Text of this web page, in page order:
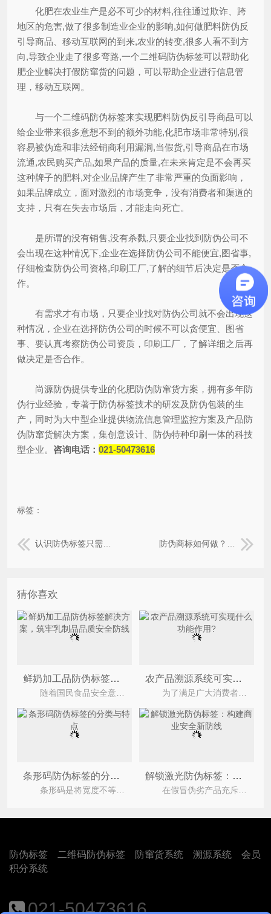
化肥在农业生产是必不可少的材料,往往通过欺诈、跨
地区的危害,做了很多制造业企业的影响,如何做肥料防伪反
引导商品、移动互联网的到来,农业的转变,很多人看不到方
向,导致企业走了很多弯路,一个二维码防伪标签可以帮助化
肥企业解决打假防窜货的问题，可以帮助企业进行信息管
理，移动互联网。
与一个二维码防伪标签来实现肥料防伪反引导商品可以
给企业带来很多意想不到的额外功能,化肥市场非常特别,很
容易被伪造和非法经销商利用漏洞,当假货,引导商品在市场
流通,农民购买产品,如果产品的质量,在未来肯定是不会再买
这种牌子的肥料,对企业品牌产生了非常严重的负面影响，
如果品牌成立，面对激烈的市场竞争，没有消费者和渠道的
支持，只有在失去市场后，才能走向死亡。
是所谓的没有销售,没有杀戮,只要企业找到防伪公司不
会出现在这种情况下,企业在选择防伪公司不能便宜,图省事,
仔细检查防伪公司资格,印刷工厂,了解的细节后决定是否合
作。
有需求才有市场，只要企业找对防伪公司就不会出现这
种情况，企业在选择防伪公司的时候不可以贪便宜、图省
事、要认真考察防伪公司资质，印刷工厂，了解详细之后再
做决定是否合作。
尚源防伪提供专业的化肥防伪防窜货方案，拥有多年防
伪行业经验，专著于防伪标签技术的研发及防伪包装的生
产，同时为大中型企业提供物流信息管理监控方案及产品防
伪防窜货解决方案，集创意设计、防伪特种印刷一体的科技
型企业。 咨询电话： 021-50473616
标签：
认识防伪标签只需要这几步，你知道了吗？ 防伪商标如何做？有什么必要性？
猜你喜欢
鲜奶加工品防伪标签解决方案，筑牢乳制品品质安全防线 农产品溯源系统可实现什么功能作用?
条形码防伪标签的分类与特点 解锁激光防伪标签：构建商业安全新防线
防伪标签 二维码防伪标签 防窜货系统 溯源系统
会员
积分系统
021-50473616